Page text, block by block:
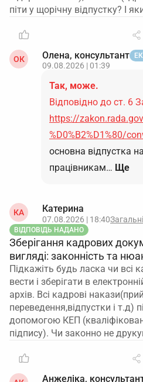
піти у щорічну відпустку? І
ОК Олена, консультант
09.08.2026 | 01:39
Так, може.
Відповідно до ст. 6
https://
%D0%B2%D1%80/
основна відпустка
працівникам… Ще
КА Катерина
07.08.2026 | 18:40
ВІДПОВІДЬ НАДАНО
Зберігання кадрових
вигляді: законність та
Підкажіть будь ласка чи всі
вести і зберігати в
архів. Всі кадрові
переведення,відпустки і т.д)
допомогою КЕП
підпису). Чи законно не
Анжеліка,